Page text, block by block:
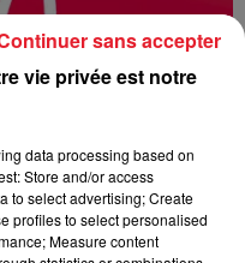
vie privée est notre
data processing based on
Store and/or access
to select advertising; Create
profiles to select personalised
Measure content
sans accepter